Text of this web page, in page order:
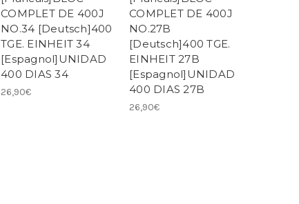
COMPLET DE 400J
NO.34 [Deutsch]400
TGE. EINHEIT 34
[Espagnol]UNIDAD
400 DIAS 34
26,90€
COMPLET DE 400J
NO.27B
[Deutsch]400 TGE.
EINHEIT 27B
[Espagnol]UNIDAD
400 DIAS 27B
26,90€